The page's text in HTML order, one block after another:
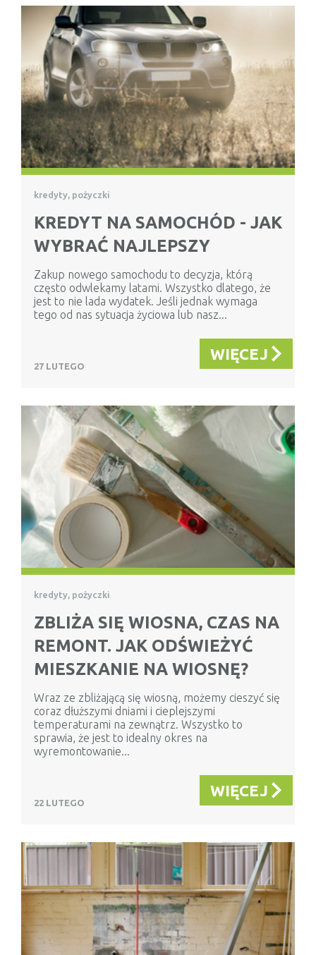
kredyty, pożyczki
KREDYT NA SAMOCHÓD - JAK
WYBRAĆ NAJLEPSZY
Zakup nowego samochodu to decyzja, którą
często odwlekamy latami. Wszystko dlatego, że
jest to nie lada wydatek. Jeśli jednak wymaga
tego od nas sytuacja życiowa lub nasz...
27 LUTEGO
WIĘCEJ
kredyty, pożyczki
ZBLIŻA SIĘ WIOSNA, CZAS NA
REMONT. JAK ODŚWIEŻYĆ
MIESZKANIE NA WIOSNĘ?
Wraz ze zbliżającą się wiosną, możemy cieszyć się
coraz dłuższymi dniami i cieplejszymi
temperaturami na zewnątrz. Wszystko to
sprawia, że jest to idealny okres na
wyremontowanie...
22 LUTEGO
WIĘCEJ